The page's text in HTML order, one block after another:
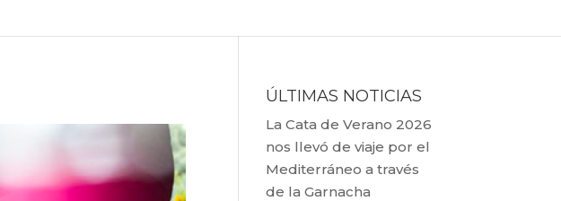
ÚLTIMAS NOTICIAS
La Cata de Verano 2026
nos llevó de viaje por el
Mediterráneo a través
de la Garnacha